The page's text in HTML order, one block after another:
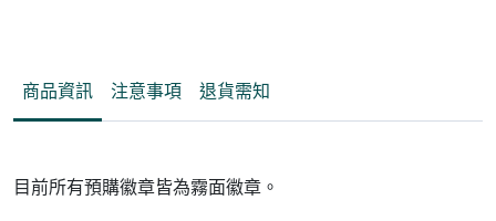
商品資訊 注意事項 退貨需知
目前所有預購徽章皆為霧面徽章。